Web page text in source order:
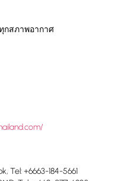
กสภาพอากาศ
Tel: +6663-184-5661